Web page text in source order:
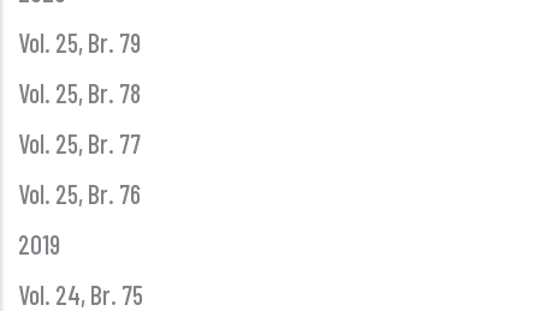
Vol. 25, Br. 79
Vol. 25, Br. 78
Vol. 25, Br. 77
Vol. 25, Br. 76
2019
Vol. 24, Br. 75